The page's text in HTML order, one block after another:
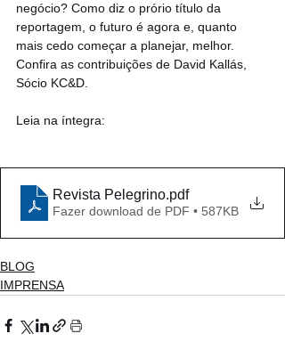
negócio? Como diz o prório título da
reportagem, o futuro é agora e, quanto
mais cedo começar a planejar, melhor.
Confira as contribuições de David Kallás,
Sócio KC&D.
Leia na íntegra:
Revista Pelegrino.pdf
Fazer download de PDF • 587KB
BLOG
IMPRENSA